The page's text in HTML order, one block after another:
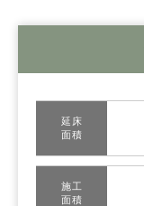
延床
面積
施工
面積